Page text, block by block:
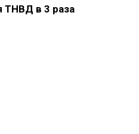
ТНВД в 3 раза